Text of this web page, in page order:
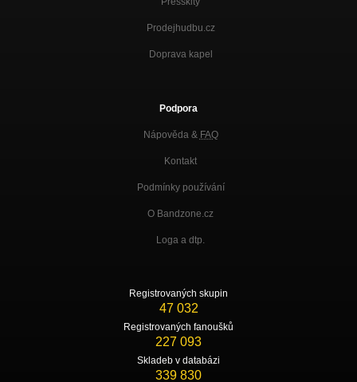
Prodejhudbu.cz
Doprava kapel
Podpora
Nápověda & FAQ
Kontakt
Podmínky používání
O Bandzone.cz
Loga a dtp.
Registrovaných skupin
47 032
Registrovaných fanoušků
227 093
Skladeb v databázi
339 830